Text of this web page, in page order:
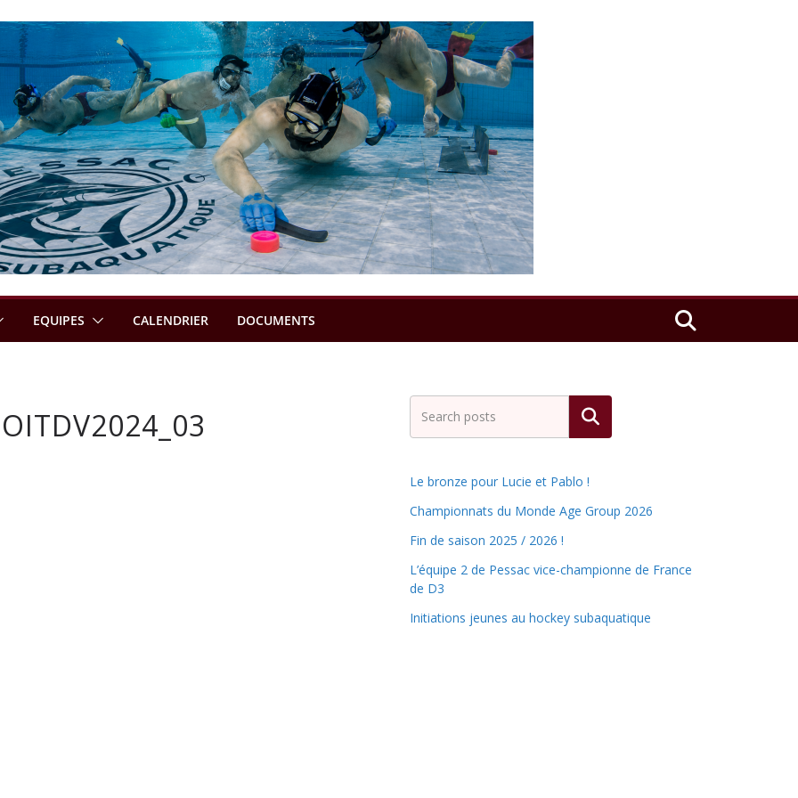
EQUIPES CALENDRIER DOCUMENTS
Rechercher
Le bronze pour Lucie et Pablo !
Championnats du Monde Age Group 2026
Fin de saison 2025 / 2026 !
L’équipe 2 de Pessac vice-championne de France
de D3
Initiations jeunes au hockey subaquatique